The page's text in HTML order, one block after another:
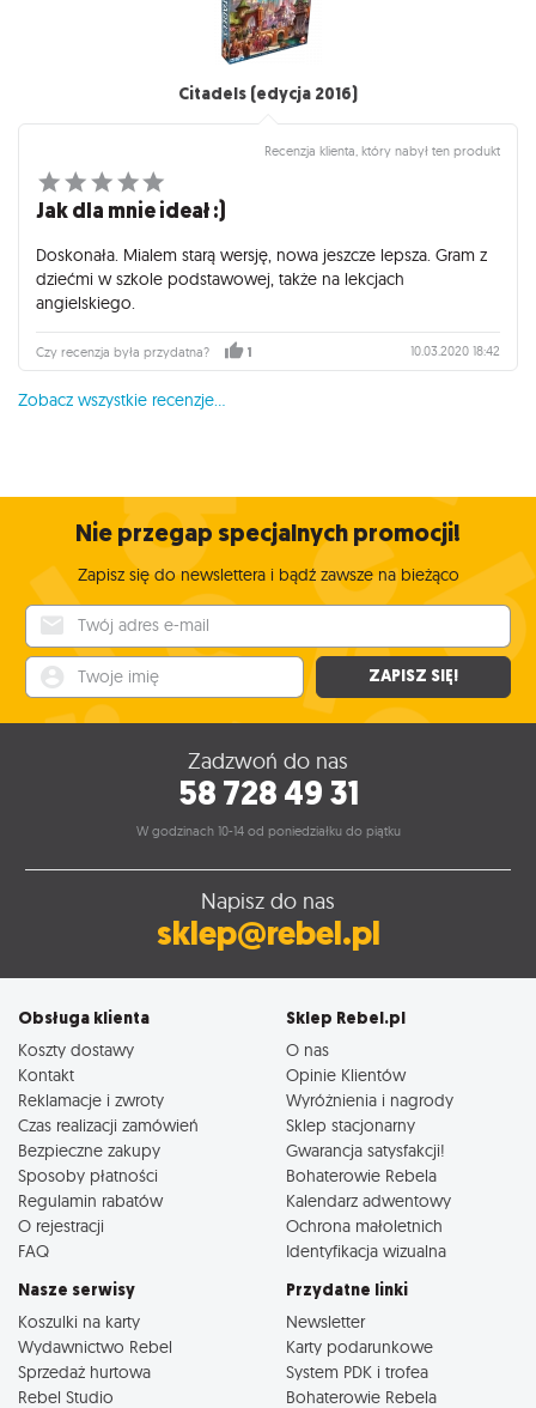
Citadels (edycja 2016)
Recenzja klienta, który nabył ten produkt
Jak dla mnie ideał :)
Doskonała. Mialem starą wersję, nowa jeszcze lepsza. Gram z
dziećmi w szkole podstawowej, także na lekcjach
angielskiego.
Czy recenzja była przydatna? 1 10.03.2020 18:42
Zobacz wszystkie recenzje...
Nie przegap specjalnych promocji!
Zapisz się do newslettera i bądź zawsze na bieżąco
ZAPISZ SIĘ!
Zadzwoń do nas
58 728 49 31
W godzinach 10-14 od poniedziałku do piątku
Napisz do nas
sklep@rebel.pl
Obsługa klienta
Koszty dostawy
Kontakt
Reklamacje i zwroty
Czas realizacji zamówień
Bezpieczne zakupy
Sposoby płatności
Regulamin rabatów
O rejestracji
FAQ
Sklep Rebel.pl
O nas
Opinie Klientów
Wyróżnienia i nagrody
Sklep stacjonarny
Gwarancja satysfakcji!
Bohaterowie Rebela
Kalendarz adwentowy
Ochrona małoletnich
Identyfikacja wizualna
Nasze serwisy
Koszulki na karty
Wydawnictwo Rebel
Sprzedaż hurtowa
Rebel Studio
Przydatne linki
Newsletter
Karty podarunkowe
System PDK i trofea
Bohaterowie Rebela